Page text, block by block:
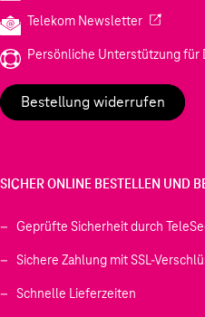
Telekom Newsletter(Wird in
Persönliche Unterstützung für
Bestellung widerrufen
SICHER ONLINE BESTELLEN UND
Geprüfte Sicherheit durch
Sichere Zahlung mit SSL-
Schnelle Lieferzeiten